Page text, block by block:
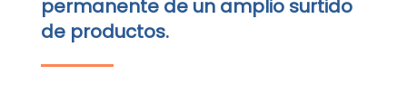
permanente de un amplio surtido
de productos.